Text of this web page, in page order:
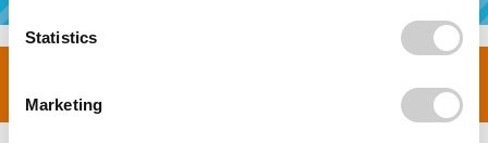
Statistics
Marketing